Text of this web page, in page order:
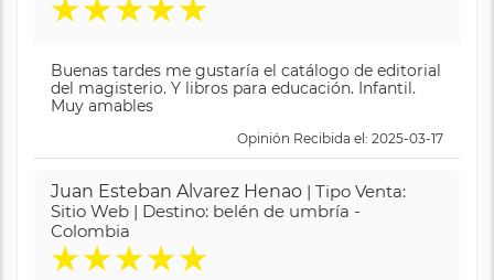
★★★★★
Buenas tardes me gustaría el catálogo de editorial
del magisterio. Y libros para educación. Infantil.
Muy amables
Opinión Recibida el: 2025-03-17
Juan Esteban Alvarez Henao | Tipo Venta:
Sitio Web | Destino: belén de umbría -
Colombia
★★★★★